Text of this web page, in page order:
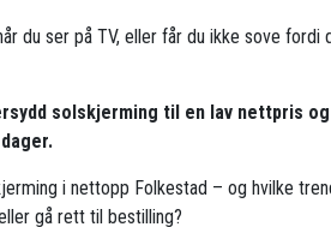
du ser på TV, eller får du ikke sove fordi
solskjerming til en lav nettpris
i nettopp Folkestad – og hvilke
gå rett til bestilling?